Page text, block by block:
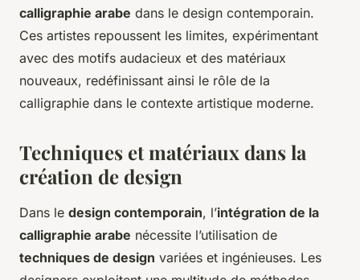
calligraphie arabe dans le design contemporain.
Ces artistes repoussent les limites, expérimentant
avec des motifs audacieux et des matériaux
nouveaux, redéfinissant ainsi le rôle de la
calligraphie dans le contexte artistique moderne.
Techniques et matériaux dans la
création de design
Dans le design contemporain, l’intégration de la
calligraphie arabe nécessite l’utilisation de
techniques de design variées et ingénieuses. Les